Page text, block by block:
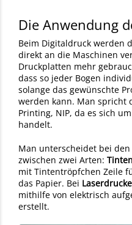
Die Anwendung
Beim Digitaldruck werden
direkt an die Maschinen
Druckplatten mehr
dass so jeder Bogen
solange das gewünschte
werden kann. Man spricht
Printing, NIP, da es sich
handelt.
Man unterscheidet bei
zwischen zwei Arten:
mit Tintentröpfchen Zeile
das Papier. Bei
mithilfe von elektrisch
erstellt.